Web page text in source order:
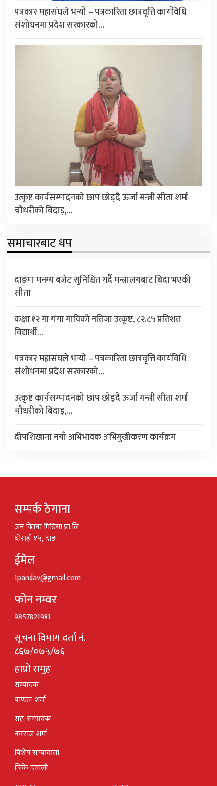
पत्रकार महासंघले भन्यो – पत्रकारिता छात्रवृत्ति कार्यविधि
संशोधनमा प्रदेश सरकारको…
उत्कृष्ट कार्यसम्पादनको छाप छोड्दै ऊर्जा मन्त्री सीता शर्मा
चौधरीको बिदाइ,…
समाचारबाट थप
दाङमा मनग्य बजेट सुनिश्चित गर्दै मन्त्रालयबाट बिदा भएकी
सीता
कक्षा १२ मा गंगा माविको नतिजा उत्कृष्ट, ८२.८५ प्रतिशत
विद्यार्थी…
पत्रकार महासंघले भन्यो – पत्रकारिता छात्रवृत्ति कार्यविधि
संशोधनमा प्रदेश सरकारको…
उत्कृष्ट कार्यसम्पादनको छाप छोड्दै ऊर्जा मन्त्री सीता शर्मा
चौधरीको बिदाइ,…
दीपशिखामा नयाँ अभिभावक अभिमुखीकरण कार्यक्रम
सम्पर्क ठेगाना
जन चेतना मिडिया प्रा.लि
घोराही १५, दाङ
ईमेल
1pandav@gmail.com
फोन नम्वर
9857821981
सूचना विभाग दर्ता नं.
८६७/०७५/७६
हाम्रो समुह
सम्पादक
पाण्डव शर्मा
सह-सम्पादक
नवराज शर्मा
विशेष सम्बादाता
जिके दंगाली